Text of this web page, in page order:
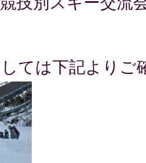
しては下記よ